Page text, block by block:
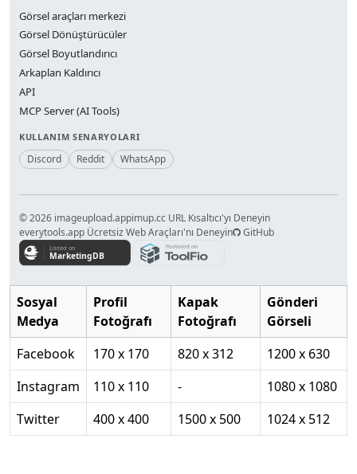
Görsel araçları merkezi
Görsel Dönüştürücüler
Görsel Boyutlandırıcı
Arkaplan Kaldırıcı
API
MCP Server (AI Tools)
KULLANIM SENARYOLARI
Discord Reddit WhatsApp
© 2026 imageupload.appimup.cc URL Kısaltıcı'yı Deneyin
everytools.app Ücretsiz Web Araçları'nı Deneyin
GitHub
Sosyal
Medya
Profil
Fotoğrafı
Kapak
Fotoğrafı
Gönderi
Görseli
Facebook
170 x 170 820 x 312
1200 x 630
Instagram
110 x 110 -
1080 x 1080
Twitter
400 x 400 1500 x 500 1024 x 512